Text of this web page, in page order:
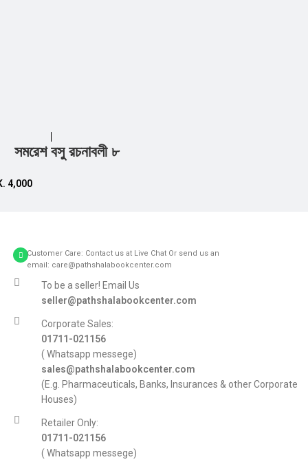
Add to cart
সমরেশ বসু রচনাবলী ৮
4,000
Customer Care: Contact us at Live Chat Or send us an
email: care@pathshalabookcenter.com
To be a seller! Email Us
seller@pathshalabookcenter.com
Corporate Sales:
01711-021156
( Whatsapp messege)
sales@pathshalabookcenter.com
(E.g. Pharmaceuticals, Banks, Insurances & other Corporate
Houses)
Retailer Only:
01711-021156
( Whatsapp messege)